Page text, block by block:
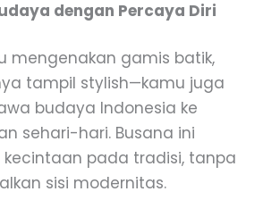
dengan Percaya Diri
mengenakan gamis batik,
tampil stylish—kamu juga
budaya Indonesia ke
sehari-hari. Busana ini
pada tradisi, tanpa
sisi modernitas.